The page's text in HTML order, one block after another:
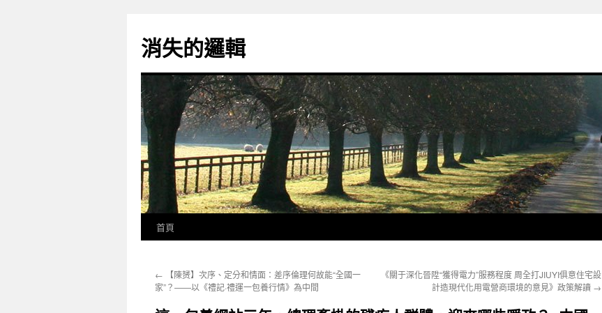
主
要
消失的邏輯
首頁
← 【陳赟】次序、定分和情面：差序倫理何故能“全國一
家”？——以《禮記·禮運一包養行情》為中間
《關于深化晉陞“獲得電力”服務程度 周全打JIUYI俱意住宅設
計造現代化用電營商環境的意見》政策解讀 →